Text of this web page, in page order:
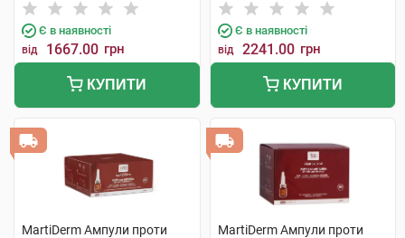
Є в наявності
від 1667.00 грн
КУПИТИ
Є в наявності
від 2241.00 грн
КУПИТИ
MartiDerm Ампули проти
MartiDerm Ампули проти